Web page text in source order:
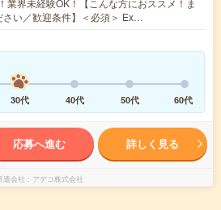
業界未経験OK！【こんな方におススメ！ま
さい／歓迎条件】＜必須＞ Ex…
30代 40代 50代 60代
応募へ進む 詳しく見る
遣会社 アデコ株式会社